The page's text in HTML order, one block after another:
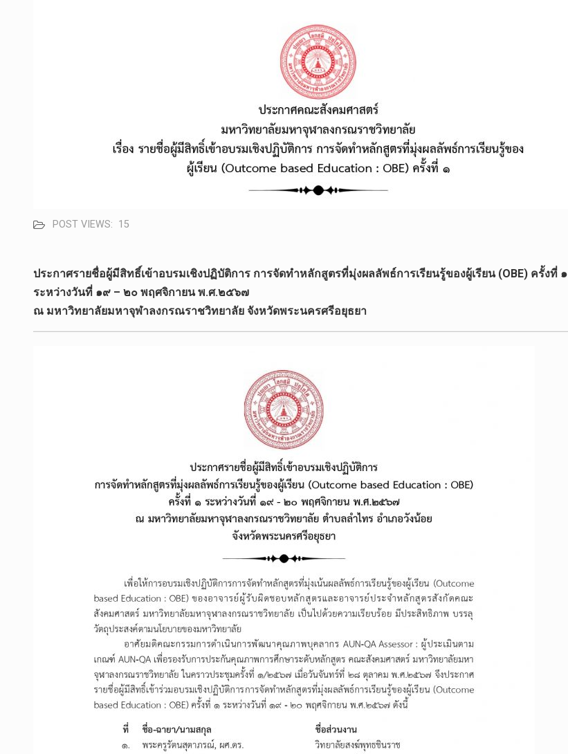
POST VIEWS: 15
ประกาศรายชื่อผู้มีสิทธิ์เข้าอบรมเชิงปฏิบัติการ การจัดทำหลักสูตรที่มุ่งผลลัพธ์การเรียนรู้ของผู้เรียน (OBE) ครั้งที่ ๑
ระหว่างวันที่ ๑๙ – ๒๐ พฤศจิกายน พ.ศ.๒๕๖๗
ณ มหาวิทยาลัยมหาจุฬาลงกรณราชวิทยาลัย จังหวัดพระนครศรีอยุธยา